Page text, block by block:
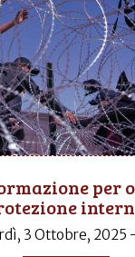
per
3 Ottobre, 2025